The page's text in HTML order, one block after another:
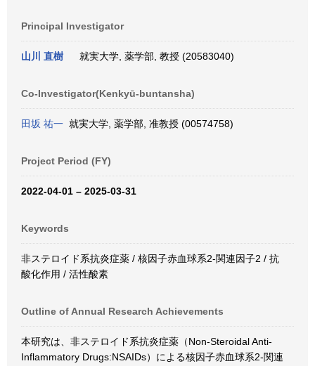
Principal Investigator
山川 直樹 就実大学, 薬学部, 教授 (20583040)
Co-Investigator(Kenkyū-buntansha)
田坂 祐一 就実大学, 薬学部, 准教授 (00574758)
Project Period (FY)
2022-04-01 – 2025-03-31
Keywords
非ステロイド系抗炎症薬 / 核因子赤血球系2-関連因子2 / 抗
酸化作用 / 活性酸素
Outline of Annual Research Achievements
本研究は、非ステロイド系抗炎症薬（Non-Steroidal Anti-
Inflammatory Drugs:NSAIDs）による核因子赤血球系2-関連